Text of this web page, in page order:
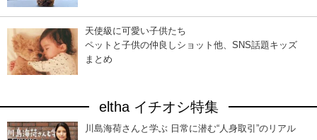
天使級に可愛い子供たち
ペットと子供の仲良しショット他、SNS話題キッズ
まとめ
eltha イチオシ特集
川島海荷さんと学ぶ 日常に潜む“人身取引”のリアル